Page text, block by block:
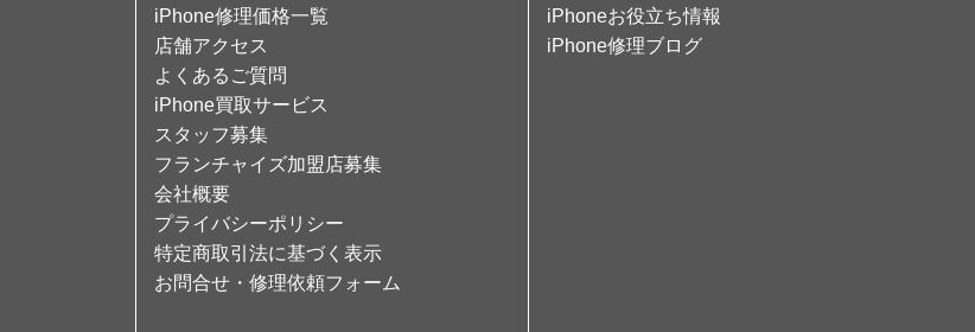
iPhone修理価格一覧
店舗アクセス
よくあるご質問
iPhone買取サービス
スタッフ募集
フランチャイズ加盟店募集
会社概要
プライバシーポリシー
特定商取引法に基づく表示
お問合せ・修理依頼フォーム
iPhoneお役立ち情報
iPhone修理ブログ